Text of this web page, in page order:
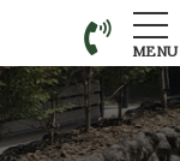
MENU